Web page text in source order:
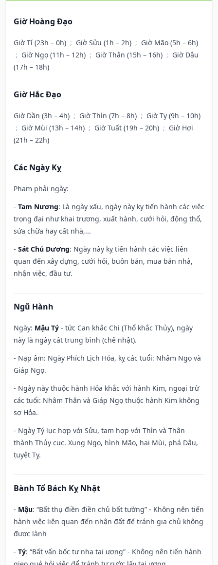
Giờ Hoàng Đạo
Giờ Tí (23h – 0h) ; Giờ Sửu (1h – 2h) ; Giờ Mão (5h – 6h)
; Giờ Ngọ (11h – 12h) ; Giờ Thân (15h – 16h) ; Giờ Dậu
(17h – 18h)
Giờ Hắc Đạo
Giờ Dần (3h – 4h) ; Giờ Thìn (7h – 8h) ; Giờ Tỵ (9h – 10h)
; Giờ Mùi (13h – 14h) ; Giờ Tuất (19h – 20h) ; Giờ Hợi
(21h – 22h)
Các Ngày Kỵ
Phạm phải ngày:
- Tam Nương: Là ngày xấu, ngày này kỵ tiến hành các việc
trọng đại như khai trương, xuất hành, cưới hỏi, động thổ,
sửa chữa hay cất nhà,...
- Sát Chủ Dương: Ngày này kỵ tiến hành các việc liên
quan đến xây dựng, cưới hỏi, buôn bán, mua bán nhà,
nhận việc, đầu tư.
Ngũ Hành
Ngày: Mậu Tý - tức Can khắc Chi (Thổ khắc Thủy), ngày
này là ngày cát trung bình (chế nhật).
- Nạp âm: Ngày Phích Lịch Hỏa, kỵ các tuổi: Nhâm Ngọ và
Giáp Ngọ.
- Ngày này thuộc hành Hỏa khắc với hành Kim, ngoại trừ
các tuổi: Nhâm Thân và Giáp Ngọ thuộc hành Kim không
sợ Hỏa.
- Ngày Tý lục hợp với Sửu, tam hợp với Thìn và Thân
thành Thủy cục. Xung Ngọ, hình Mão, hại Mùi, phá Dậu,
tuyệt Tỵ.
Bành Tổ Bách Kỵ Nhật
- Mậu: “Bất thụ điền điền chủ bất tường” - Không nên tiến
hành việc liên quan đến nhận đất để tránh gia chủ không
được lành
- Tý: “Bất vấn bốc tự nhạ tai ương” - Không nên tiến hành